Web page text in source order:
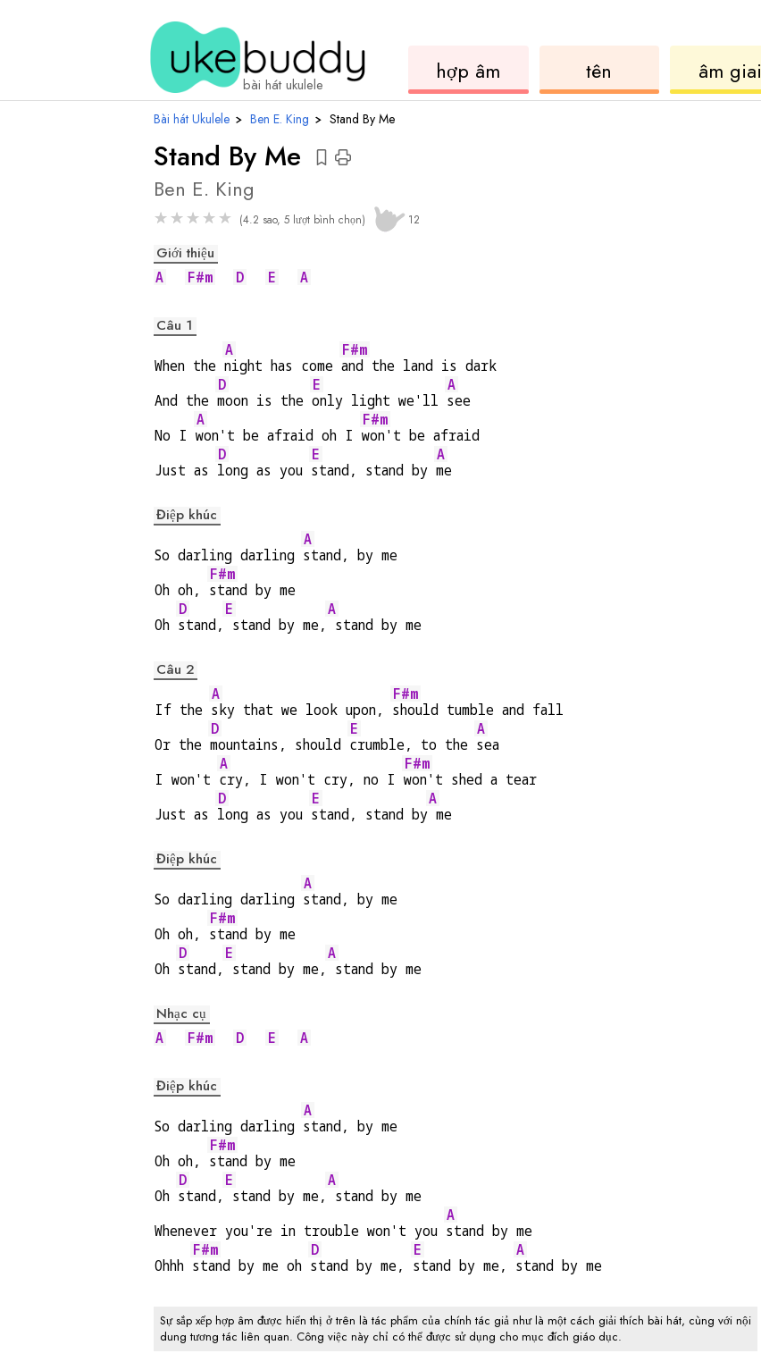
bài hát ukulele
hợp âm
ukulele
tên
hợp
âm giai
Bài hát Ukulele › Ben E. King › Stand By Me
Stand By Me
âm
Ben E. King
★★★★★ (4.2 sao, 5 lượt bình chọn) 12
Giới thiệu
A
F#m D E A
Câu 1
When the
A
night has come
F#m
and the land is dark
And the
D
moon is the
E
only light we'll
A
see
No I
A
won't be afraid oh I
F#m
won't be afraid
Just as
D
long as you
E
stand, stand by
A
me
Điệp khúc
So darling darling
A
stand, by me
Oh oh,
F#m
stand by me
Oh
D
stand,
E
stand by me,
A
stand by me
Câu 2
If the
A
sky that we look upon,
F#m
should tumble and fall
Or the
D
mountains, should
E
crumble, to the
A
sea
I won't
A
cry, I won't cry, no I
F#m
won't shed a tear
Just as
D
long as you
E
stand, stand by
A
me
Điệp khúc
So darling darling
A
stand, by me
Oh oh,
F#m
stand by me
Oh
D
stand,
E
stand by me,
A
stand by me
Nhạc cụ
A
F#m D E A
Điệp khúc
So darling darling
A
stand, by me
Oh oh,
F#m
stand by me
Oh
D
stand,
E
stand by me,
A
stand by me
Whenever you're in trouble won't you
A
stand by me
Ohhh
F#m
stand by me oh
D
stand by me,
E
stand by me,
A
stand by me
Sự sắp xếp hợp âm được hiển thị ở trên là tác phẩm của chính tác giả như là một cách giải thích bài hát, cùng với nội
dung tương tác liên quan. Công việc này chỉ có thể được sử dụng cho mục đích giáo dục.